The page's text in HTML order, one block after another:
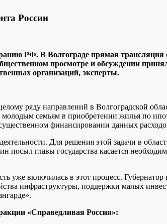
России
РФ. В Волгограде прямая
просмотре и обсуждении
организаций, эксперты.
ряду направлений в Волгоградской
семьям в приобретении жилья по
финансировании данных
Для решения этой задачи в
посыл главы государства касается
включилась в этот процесс. Губернатор
инфраструктуры, поддержки малых
«Справедливая Россия»: